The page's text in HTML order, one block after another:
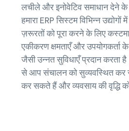
लचीले और इनोवेटिव समाधान देने के
हमारा ERP सिस्टम विभिन्न उद्योगों
ज़रूरतों को पूरा करने के लिए
एकीकरण क्षमताएँ और
जैसी उन्नत सुविधाएँ प्रदान करता
से आप संचालन को सुव्यवस्थित
कर सकते हैं और व्यवसाय की वृद्धि